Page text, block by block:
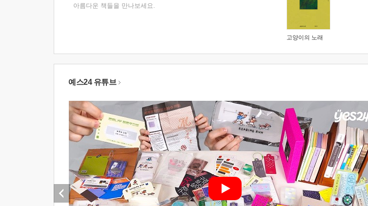
아름다운 책들을 만나보세요.
고양이의 노래
예스24 유튜브